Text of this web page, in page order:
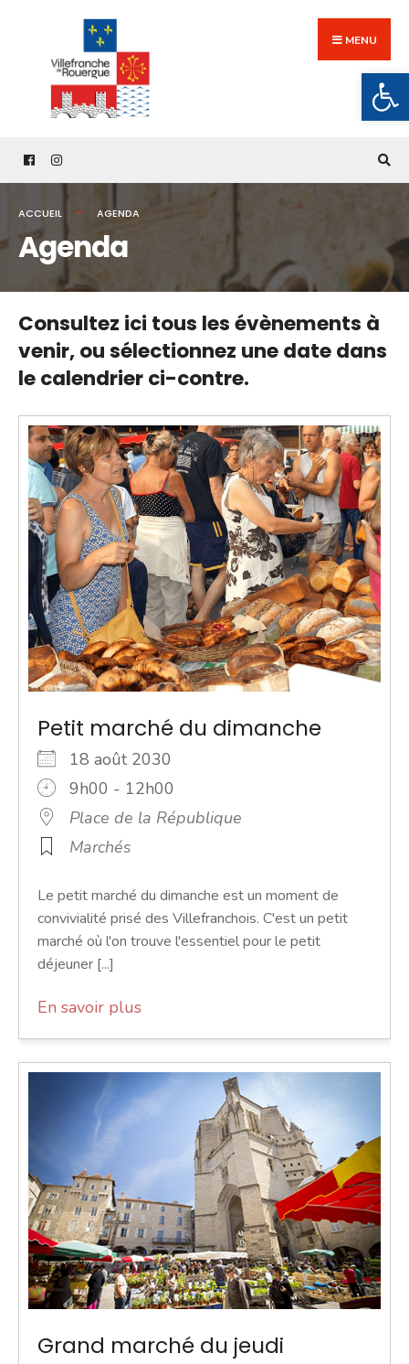
content
MENU
ACCUEIL AGENDA
Agenda
Consultez ici tous les évènements à
venir,ou sélectionnez une date dans
le calendrier ci-contre.
Petit marché du dimanche
18 août 2030
9h00 - 12h00
Place de la République
Marchés
Le petit marché du dimanche est un moment de
convivialité prisé des Villefranchois. C'est un petit
marché où l'on trouve l'essentiel pour le petit
déjeuner [...]
En savoir plus
Grand marché du jeudi